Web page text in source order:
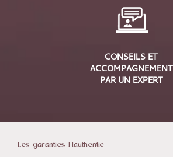
CONSEILS ET
ACCOMPAGNEMENT
PAR UN EXPERT
Les garanties Hauthentic